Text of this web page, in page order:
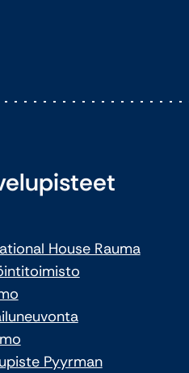
House Rauma
Pyyrman